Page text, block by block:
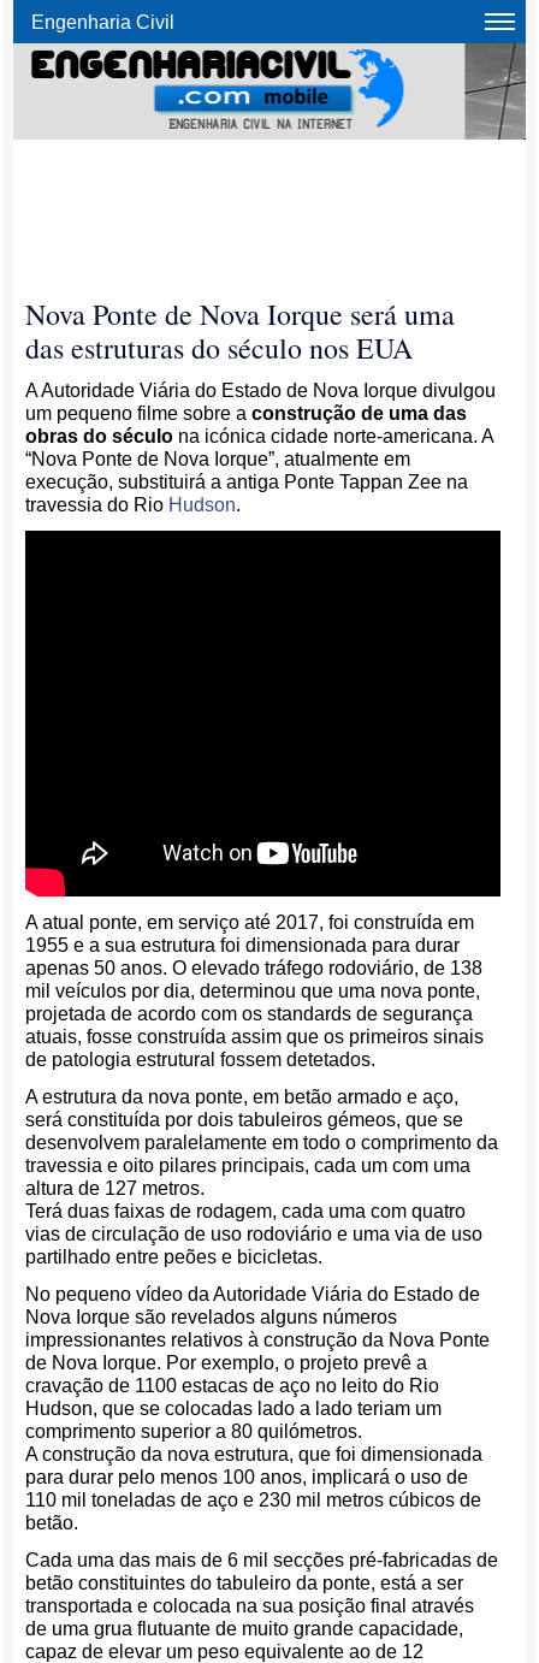
Engenharia Civil
Nova Ponte de Nova Iorque será uma
das estruturas do século nos EUA
A Autoridade Viária do Estado de Nova Iorque divulgou
um pequeno filme sobre aconstrução de uma das
obras do século na icónica cidade norte-americana. A
“Nova Ponte de Nova Iorque”, atualmente em
execução, substituirá a antiga Ponte Tappan Zee na
travessia do Rio Hudson.
A atual ponte, em serviço até 2017, foi construída em
1955 e a sua estrutura foi dimensionada para durar
apenas 50 anos. O elevado tráfego rodoviário, de 138
mil veículos por dia, determinou que uma nova ponte,
projetada de acordo com os standards de segurança
atuais, fosse construída assim que os primeiros sinais
de patologia estrutural fossem detetados.
A estrutura da nova ponte, em betão armado e aço,
será constituída por dois tabuleiros gémeos, que se
desenvolvem paralelamente em todo o comprimento da
travessia e oito pilares principais, cada um com uma
altura de 127 metros.
Terá duas faixas de rodagem, cada uma com quatro
vias de circulação de uso rodoviário e uma via de uso
partilhado entre peões e bicicletas.
No pequeno vídeo da Autoridade Viária do Estado de
Nova Iorque são revelados alguns números
impressionantes relativos à construção da Nova Ponte
de Nova Iorque. Por exemplo, o projeto prevê a
cravação de 1100 estacas de aço no leito do Rio
Hudson, que se colocadas lado a lado teriam um
comprimento superior a 80 quilómetros.
A construção da nova estrutura, que foi dimensionada
para durar pelo menos 100 anos, implicará o uso de
110 mil toneladas de aço e 230 mil metros cúbicos de
betão.
Cada uma das mais de 6 mil secções pré-fabricadas de
betão constituintes do tabuleiro da ponte, está a ser
transportada e colocada na sua posição final através
de uma grua flutuante de muito grande capacidade,
capaz de elevar um peso equivalente ao de 12